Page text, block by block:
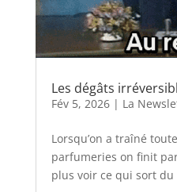
Les dégâts
Fév 5, 2026| La
Lorsqu’on a traîné
parfumeries on finit
plus voir ce qui sort